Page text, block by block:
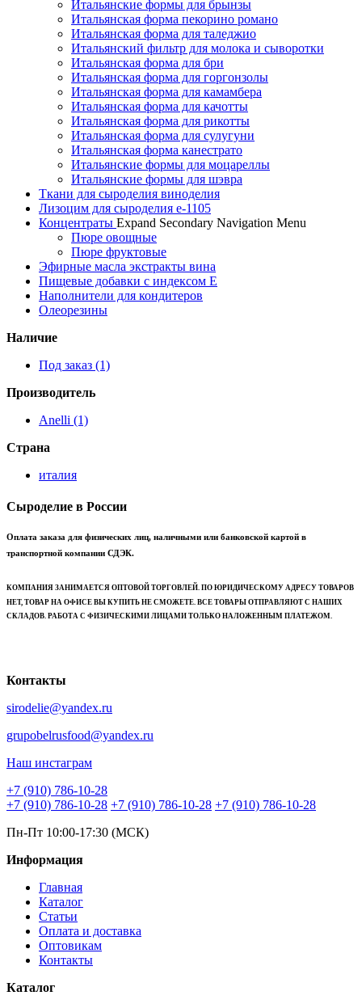
Итальянские формы для брынзы
Итальянская форма пекорино романо
Итальянская форма для таледжио
Итальянский фильтр для молока и сыворотки
Итальянская форма для бри
Итальянская форма для горгонзолы
Итальянская форма для камамбера
Итальянская форма для качотты
Итальянская форма для рикотты
Итальянская форма для сулугуни
Итальянская форма канестрато
Итальянские формы для моцареллы
Итальянские формы для шэвра
Ткани для сыроделия виноделия
Лизоцим для сыроделия e-1105
Концентраты Expand Secondary Navigation Menu
Пюре овощные
Пюре фруктовые
Эфирные масла экстракты вина
Пищевые добавки с индексом Е
Наполнители для кондитеров
Олеорезины
Наличие
Под заказ (1)
Производитель
Anelli (1)
Страна
италия
Сыроделие в России
Оплата заказа для физических лиц, наличными или банковской картой в
транспортной компании СДЭК.
КОМПАНИЯ ЗАНИМАЕТСЯ ОПТОВОЙ ТОРГОВЛЕЙ. ПО ЮРИДИЧЕСКОМУ АДРЕСУ ТОВАРОВ
НЕТ, ТОВАР НА ОФИСЕ ВЫ КУПИТЬ НЕ СМОЖЕТЕ. ВСЕ ТОВАРЫ ОТПРАВЛЯЮТ С НАШИХ
СКЛАДОВ. РАБОТА С ФИЗИЧЕСКИМИ ЛИЦАМИ ТОЛЬКО НАЛОЖЕННЫМ ПЛАТЕЖОМ.
Контакты
sirodelie@yandex.ru
grupobelrusfood@yandex.ru
Наш инстаграм
+7 (910) 786-10-28
+7 (910) 786-10-28 +7 (910) 786-10-28 +7 (910) 786-10-28
Пн-Пт 10:00-17:30 (МСК)
Информация
Главная
Каталог
Статьи
Оплата и доставка
Оптовикам
Контакты
Каталог